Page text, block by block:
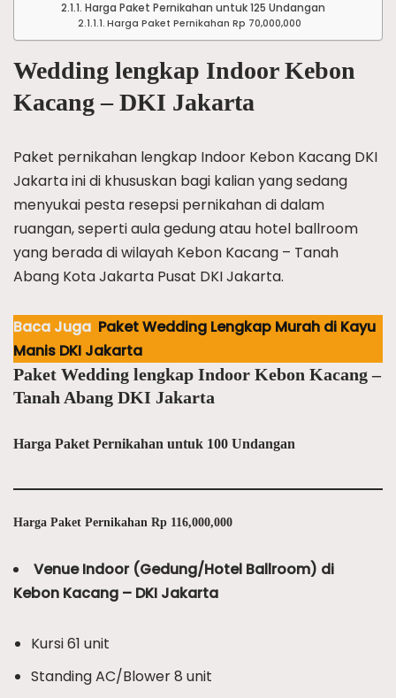
Harga Paket Pernikahan untuk 125 Undangan
Harga Paket Pernikahan Rp 70,000,000
Wedding lengkap Indoor Kebon
Kacang – DKI Jakarta
Paket pernikahan lengkap Indoor Kebon Kacang DKI
Jakarta ini di khususkan bagi kalian yang sedang
menyukai pesta resepsi pernikahan di dalam
ruangan, seperti aula gedung atau hotel ballroom
yang berada di wilayah Kebon Kacang – Tanah
Abang Kota Jakarta Pusat DKI Jakarta.
Baca Juga Paket Wedding Lengkap Murah di Kayu
Manis DKI Jakarta
Paket Wedding lengkap Indoor Kebon Kacang –
Tanah Abang DKI Jakarta
Harga Paket Pernikahan untuk 100 Undangan
Harga Paket Pernikahan Rp 116,000,000
Venue Indoor (Gedung/Hotel Ballroom) di
Kebon Kacang – DKI Jakarta
Kursi 61 unit
Standing AC/Blower 8 unit